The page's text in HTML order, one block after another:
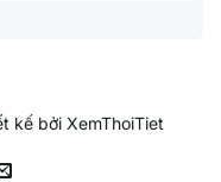
kế bởi XemThoiTiet